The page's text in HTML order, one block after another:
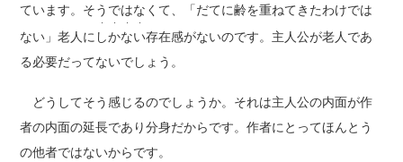
ています。そうではなくて、「だてに齢を重ねてきたわけでは
ない」老人に しかない
・・・・
存在感がないのです。主人公が老人であ
る必要だってないでしょう。
どうしてそう感じるのでしょうか。それは主人公の内面が作
者の内面の延長であり分身だからです。作者にとってほんとう
の他者ではないからです。